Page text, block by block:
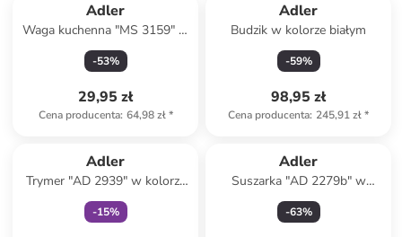
Adler
Waga kuchenna "MS 3159" w
kolorze białym
-53%
29,95 zł
Cena producenta: 64,98 zł*
Adler
Budzik w kolorze białym
-59%
98,95 zł
Cena producenta: 245,91 zł*
Adler
Trymer "AD 2939" w kolorze
białym do włosów
-15%
Adler
Suszarka "AD 2279b" w
kolorze granatowym do
włosów
-63%